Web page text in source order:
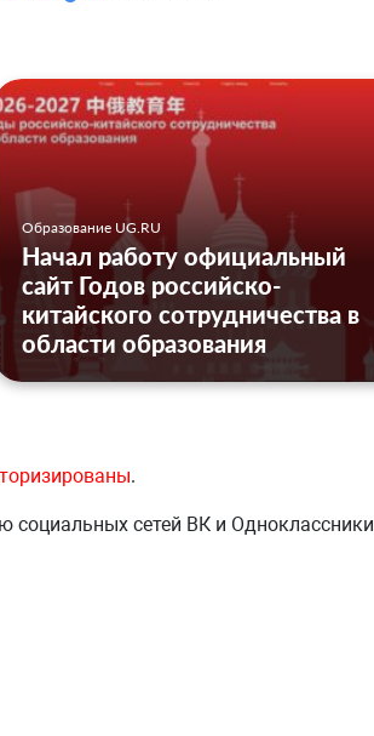
Образование UG.RU
Начал работу официальный
сайт Годов российско-
китайского сотрудничества в
области образования
.
социальных сетей ВК и Одноклассники